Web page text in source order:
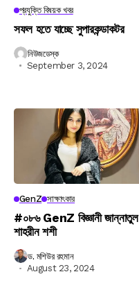
প্রযুক্তি বিষয়ক খবর
সফল হতে যাচ্ছে সুপারকন্ডাকটর
নিউজডেস্ক
September 3, 2024
GenZ সাক্ষাৎকার
#০৮৬ GenZ বিজ্ঞানী জান্নাতুল
শাহরীন শশী
ড. মশিউর রহমান
August 23, 2024